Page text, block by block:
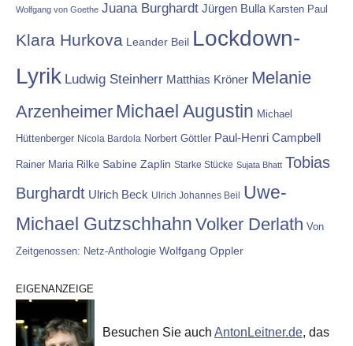
Wolfgang von Goethe Juana Burghardt Jürgen Bulla Karsten Paul
Klara Hurkova Leander Beil Lockdown-
Lyrik Ludwig Steinherr Matthias Kröner Melanie
Arzenheimer Michael Augustin Michael
Hüttenberger Nicola Bardola Norbert Göttler Paul-Henri Campbell
Rainer Maria Rilke Sabine Zaplin Starke Stücke Sujata Bhatt Tobias
Burghardt Ulrich Beck Ulrich Johannes Beil
Uwe-
Michael Gutzschhahn Volker Derlath Von
Zeitgenossen: Netz-Anthologie Wolfgang Oppler
EIGENANZEIGE
Besuchen Sie auch AntonLeitner.de, das